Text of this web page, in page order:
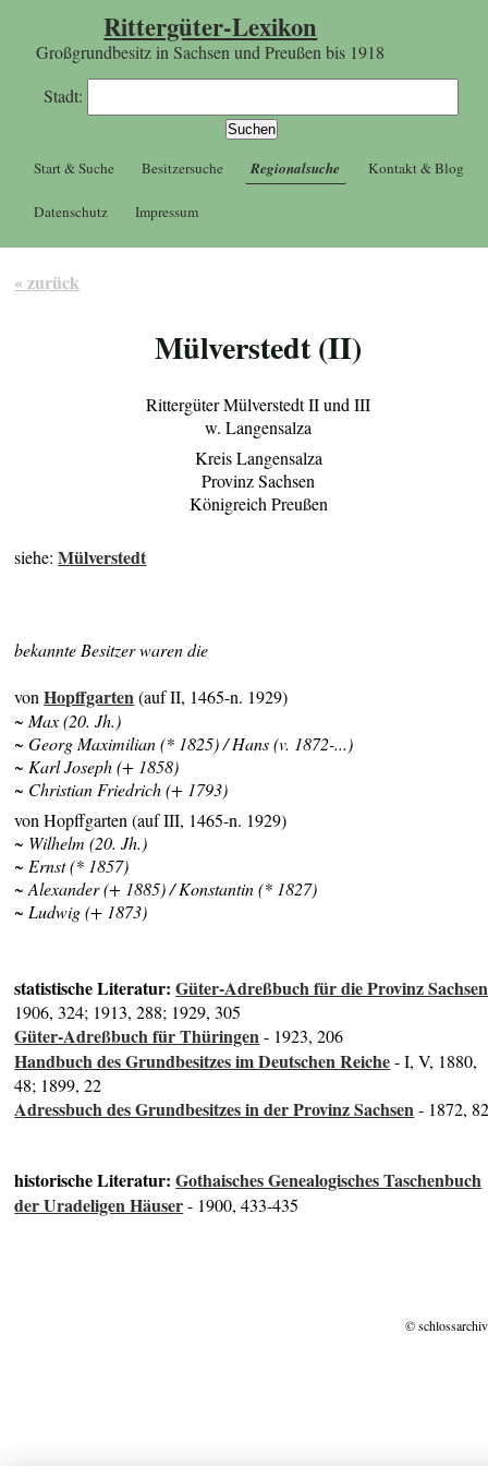
Rittergüter-Lexikon
Großgrundbesitz in Sachsen und Preußen bis 1918
Stadt:
Start & Suche Besitzersuche Regionalsuche Kontakt & Blog
Datenschutz Impressum
« zurück
Mülverstedt (II)
Rittergüter Mülverstedt II und III
w. Langensalza
Kreis Langensalza
Provinz Sachsen
Königreich Preußen
siehe:Mülverstedt
bekannte Besitzer waren die
vonHopffgarten(auf II, 1465-n. 1929)
~ Max (20. Jh.)
~ Georg Maximilian (* 1825) / Hans (v. 1872-...)
~ Karl Joseph (+ 1858)
~ Christian Friedrich (+ 1793)
von Hopffgarten (auf III, 1465-n. 1929)
~ Wilhelm (20. Jh.)
~ Ernst (* 1857)
~ Alexander (+ 1885) /Konstantin (* 1827)
~ Ludwig (+ 1873)
statistische Literatur:Güter-Adreßbuch für die Provinz Sachsen
1906, 324; 1913, 288; 1929, 305
Güter-Adreßbuch für Thüringen- 1923, 206
Handbuch des Grundbesitzes im Deutschen Reiche- I, V, 1880,
48; 1899, 22
Adressbuch des Grundbesitzes in der Provinz Sachsen- 1872,
historische Literatur:Gothaisches Genealogisches Taschenbuch
der Uradeligen Häuser- 1900, 433-435
©